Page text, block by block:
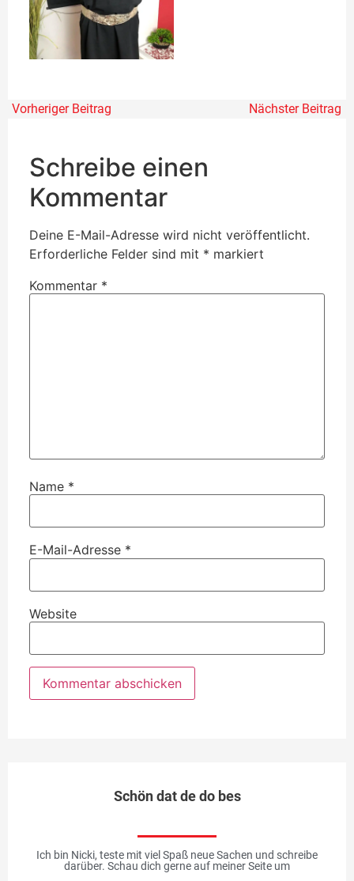
Vorheriger Beitrag Nächster Beitrag
Schreibe einen
Kommentar
Deine E-Mail-Adresse wird nicht veröffentlicht.
Erforderliche Felder sind mit * markiert
Kommentar *
Name *
E-Mail-Adresse *
Website
Schön dat de do bes
Ich bin Nicki, teste mit viel Spaß neue Sachen und schreibe
darüber. Schau dich gerne auf meiner Seite um